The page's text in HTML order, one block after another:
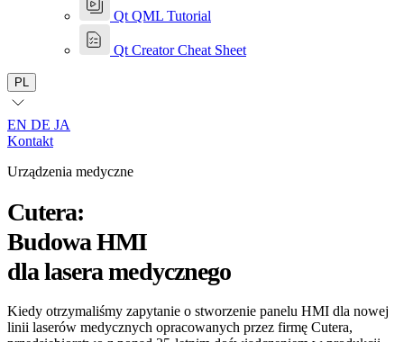
Qt QML Tutorial
Qt Creator Cheat Sheet
PL
EN DE JA
Kontakt
Urządzenia medyczne
Cutera:
Budowa HMI
dla lasera medycznego
Kiedy otrzymaliśmy zapytanie o stworzenie panelu HMI dla nowej
linii laserów medycznych opracowanych przez firmę Cutera,